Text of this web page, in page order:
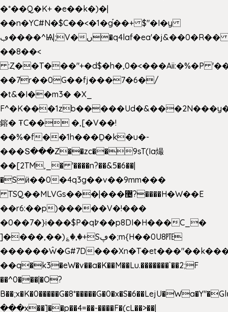
�*��Q�K+ �e��k�)�|
��n�YC#N�$C��<�1�g֡��+ $"�I�y
ڢ����^Ѩ|;V�ں�q4laf�ea'�j&��0�R�� J0O
��8��<
:Ȥ��T���"+�d$�h�,0�<���Aii:�%�P
��7r��0G��fj���7�6�/
�t&�I��m3� �X_
鎔� ŦC�� �,[�V��!
��%�f��1h���Ḏ�k�u�-
���Տ���Z��zc��9sT(Ia熶
��[2TM,_� '����n?��&5�6��|
�Sӥ��0�4q3g��v��9mm���
TSQ��MLVGs���|���޴?����H�W��E
��r6:��p)�����V�!���
�0��7�}i���$P�q߈��p8DI�H���C_�
]����,��)؏�,�+Sڥ�;m{H��0U8㉐
������Ŵ�G#7D
��q�k3�eW�v��a�K��M��Lu.�������`��2;F
��^0���|�O?
���x��]��p��4=��-����F�(cL��>��|